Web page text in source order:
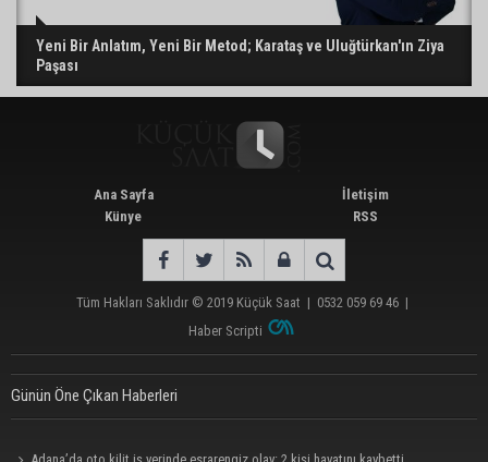
Yeni Bir Anlatım, Yeni Bir Metod; Karataş ve Uluğtürkan'ın Ziya
Paşası
Ana Sayfa
Künye
İletişim
RSS
Tüm Hakları Saklıdır © 2019 Küçük Saat | 0532 059 69 46 |
Haber Scripti
Günün Öne Çıkan Haberleri